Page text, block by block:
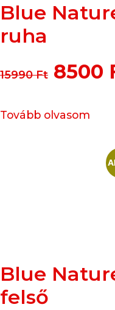
Blue
ruha
15990Ft 8500
Tovább olvasom
Blue
felső